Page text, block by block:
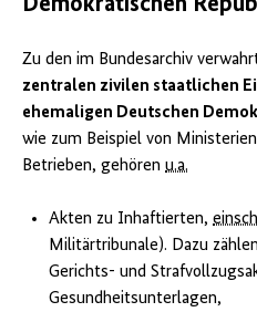
Zu den im Bundesarchiv
zentralen zivilen staatlichen
ehemaligen Deutschen
wie zum Beispiel von
Betrieben, gehören u.a.
Akten zu Inhaftierten,
Militärtribunale). Dazu
Gerichts- und
Gesundheitsunterlagen,